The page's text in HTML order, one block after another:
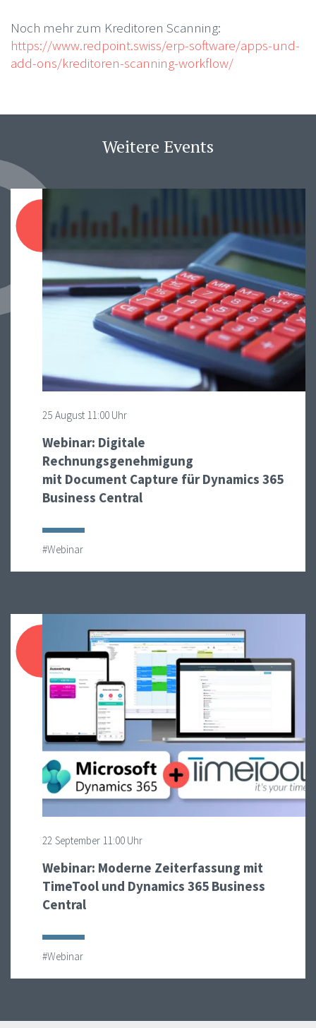
Noch mehr zum Kreditoren Scanning:
https://www.redpoint.swiss/erp-software/apps-und-
add-ons/kreditoren-scanning-workflow/
Weitere Events
25 August 11:00 Uhr
Webinar: Digitale
Rechnungsgenehmigung
mit Document Capture für Dynamics 365
Business Central
#Webinar
22 September 11:00 Uhr
Webinar: Moderne Zeiterfassung mit
TimeTool und Dynamics 365 Business
Central
#Webinar